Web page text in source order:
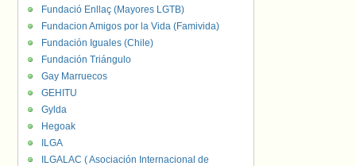
Fundació Enllaç (Mayores LGTB)
Fundacion Amigos por la Vida (Famivida)
Fundación Iguales (Chile)
Fundación Triángulo
Gay Marruecos
GEHITU
Gylda
Hegoak
ILGA
ILGALAC ( Asociación Internacional de